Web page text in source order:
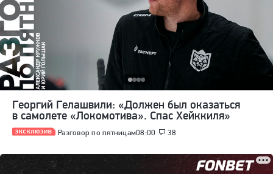
Разговор по пятницам08:00 38
Георгий Гелашвили: «Должен был оказаться
в самолете «Локомотива». Спас Хейккиля»